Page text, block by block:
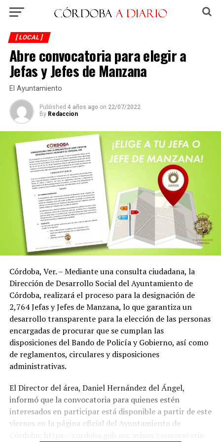
[ LOCAL ]
Abre convocatoria para elegir a
Jefas y Jefes de Manzana
El Ayuntamiento
Published 4 años ago on 22/07/2022
By Redaccion
Córdoba, Ver. – Mediante una consulta ciudadana, la
Dirección de Desarrollo Social del Ayuntamiento de
Córdoba, realizará el proceso para la designación de
2,764 Jefas y Jefes de Manzana, lo que garantiza un
desarrollo transparente para la elección de las personas
encargadas de procurar que se cumplan las
disposiciones del Bando de Policía y Gobierno, así como
de reglamentos, circulares y disposiciones
administrativas.
El Director del área, Daniel Hernández del Ángel,
informó que la convocatoria para quienes estén
interesados en participar está disponible a partir de este
viernes en la página oficial del Ayuntamiento de